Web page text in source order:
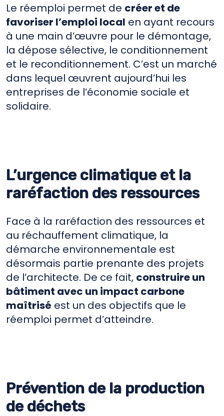
Le réemploi permet de créer et de
favoriser l’emploi local en ayant recours
à une main d’œuvre pour le démontage,
la dépose sélective, le conditionnement
et le reconditionnement. C’est un marché
dans lequel œuvrent aujourd’hui les
entreprises de l’économie sociale et
solidaire.
L’urgence climatique et la
raréfaction des ressources
Face à la raréfaction des ressources et
au réchauffement climatique, la
démarche environnementale est
désormais partie prenante des projets
de l’architecte. De ce fait, construire un
bâtiment avec un impact carbone
maîtrisé est un des objectifs que le
réemploi permet d’atteindre.
Prévention de la production
de déchets